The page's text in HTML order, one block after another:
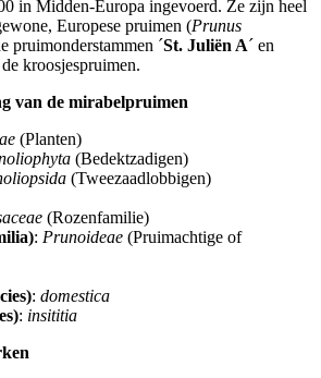
in Midden-Europa ingevoerd. Ze zijn heel
Europese pruimen (Prunus
pruimonderstammen ´St. Juliën A´ en
kroosjespruimen.
van de mirabelpruimen
(Planten)
(Bedektzadigen)
(Tweezaadlobbigen)
(Rozenfamilie)
: Prunoideae (Pruimachtige of
: domestica
: insititia